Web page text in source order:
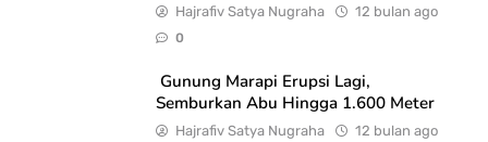
Hajrafiv Satya Nugraha 12 bulan ago
0
Gunung Marapi Erupsi Lagi,
Semburkan Abu Hingga 1.600 Meter
Hajrafiv Satya Nugraha 12 bulan ago